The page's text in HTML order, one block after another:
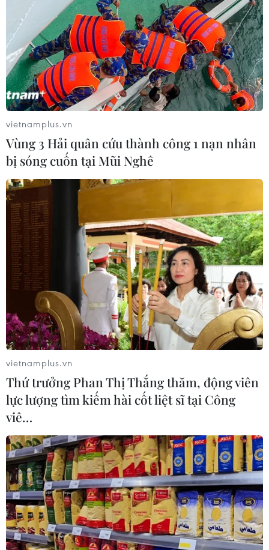
vietnamplus.vn
Vùng 3 Hải quân cứu thành công 1 nạn nhân
bị sóng cuốn tại Mũi Nghê
vietnamplus.vn
Thứ trưởng Phan Thị Thắng thăm, động viên
lực lượng tìm kiếm hài cốt liệt sĩ tại Công
viê…